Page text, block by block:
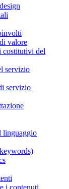
valore
costitutivi del
servizio
servizio
linguaggio
i contenuti